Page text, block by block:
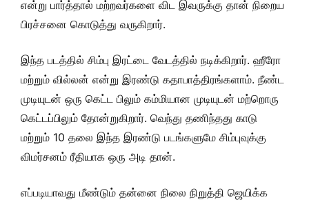
என்று பார்த்தால் மற்றவர்களை விட இவருக்கு தான் நிறைய
பிரச்சனை கொடுத்து வருகிறார்.
இந்த படத்தில் சிம்பு இரட்டை வேடத்தில் நடிக்கிறார். ஹீரோ
மற்றும் வில்லன் என்று இரண்டு கதாபாத்திரங்களாம். நீண்ட
முடியுடன் ஒரு கெட்ட பிலும் கம்மியான முடியுடன் மற்றொரு
கெட்டப்பிலும் தோன்றுகிறார். வெந்து தணிந்தது காடு
மற்றும் 10 தலை இந்த இரண்டு படங்களுமே சிம்புவுக்கு
விமர்சனம் ரீதியாக ஒரு அடி தான்.
எப்படியாவது மீண்டும் தன்னை நிலை நிறுத்தி ஜெயிக்க